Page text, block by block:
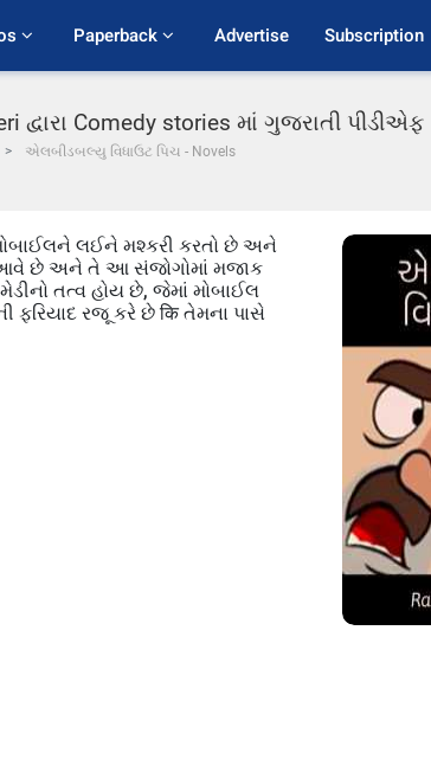
Paperback Advertise Subscription
Comedy stories માં ગુજરાતી પીડીએફ
એલબીડબલ્યુ વિધાઉટ પિચ - Novels
મોબાઈલને લઈને મશ્કરી કરતો છે અને
આવે છે અને તે આ સંજોગોમાં મજાક
તત્વ હોય છે, જેમાં મોબાઈલ
ફરિયાદ રજૂ કરે છે कि તેમના પાસે